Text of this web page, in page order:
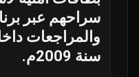
سراحهم عبر
والمراجعات
سنة 2009م.